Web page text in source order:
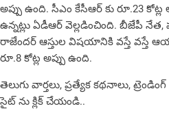
అప్పు ఉంది. సీఎం కేసీఆర్ కు రూ.23 కోట్ల
ఉన్నట్లు ఏడీఆర్ వెల్లడించింది. బీజేపీ
రాజేందర్ ఆస్తుల విషయానికి వస్తే వస్తే
రూ.8 కోట్ల అప్పు ఉంది.
తెలుగు వార్తలు, ప్రత్యేక కథనాలు,
సైట్ ను క్లిక్ చేయండి..